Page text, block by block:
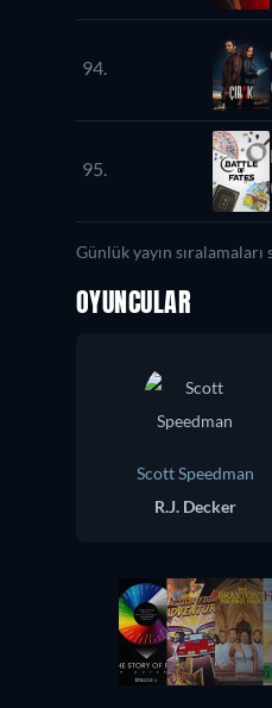
94.
95.
Günlük yayın
OYUNCULAR
Scott Speedman
R.J. Decker